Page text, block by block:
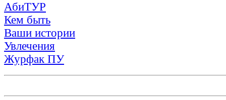
АбиТУР
Кем быть
Ваши истории
Увлечения
Журфак ПУ